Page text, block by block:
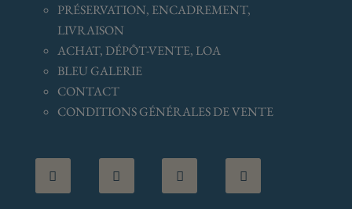
PRÉSERVATION, ENCADREMENT,
LIVRAISON
ACHAT, DÉPÔT-VENTE, LOA
BLEU GALERIE
CONTACT
CONDITIONS GÉNÉRALESDE VENTE
   